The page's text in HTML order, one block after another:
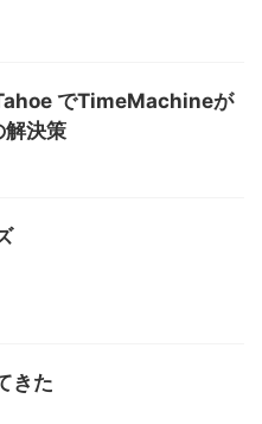
でTimeMachineが
解決策
きた